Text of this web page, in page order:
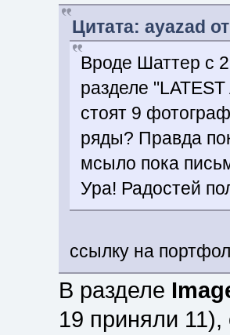
Цитата: ayazad
Вроде Шаттер с
разделе
стоят 9
ряды? Правда
мсыло пока
Ура! Радостей
ссылку на
В разделе
19 приняли